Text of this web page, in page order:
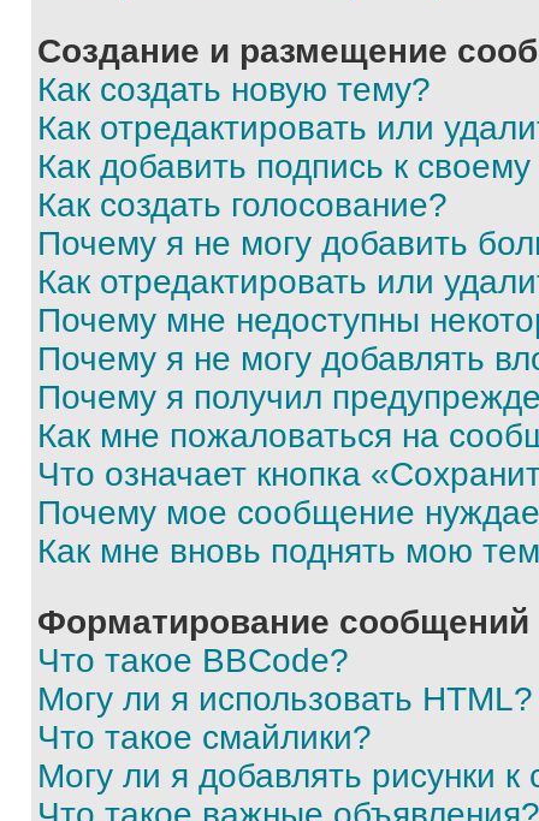
Создание и размещение
Как создать новую тему?
Как отредактировать или
Как добавить подпись к
Как создать голосование?
Почему я не могу добавить
Как отредактировать или
Почему мне недоступны
Почему я не могу добавлять
Почему я получил
Как мне пожаловаться на
Что означает кнопка
Почему мое сообщение
Как мне вновь поднять мою
Форматирование
Что такое BBCode?
Могу ли я использовать HTML?
Что такое смайлики?
Могу ли я добавлять рисунки